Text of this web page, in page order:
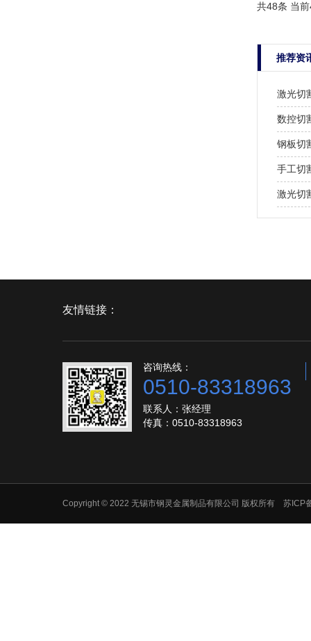
共48条 当
推荐资
激光切
数控切
钢板切
手工切
激光切
友情链接：
咨询热线：
0510-83318963
联系人：张经理
传真：0510-83318963
Copyright © 2022 无锡市钢灵金属制品有限公司 版权所有 苏